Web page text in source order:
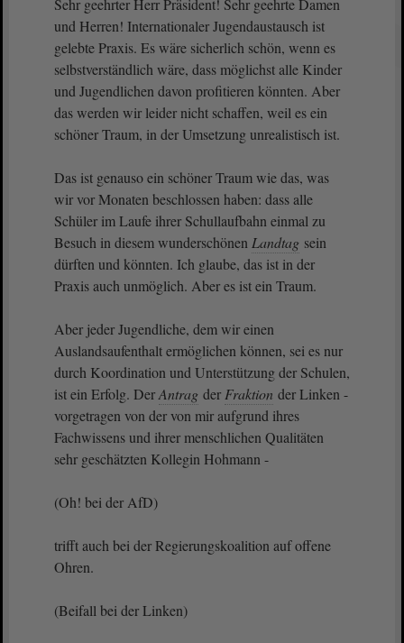
Sehr geehrter Herr Präsident! Sehr geehrte Damen
und Herren! Internationaler Jugendaustausch ist
gelebte Praxis. Es wäre sicherlich schön, wenn es
selbstverständlich wäre, dass möglichst alle Kinder
und Jugendlichen davon profitieren könnten. Aber
das werden wir leider nicht schaffen, weil es ein
schöner Traum, in der Umsetzung unrealistisch ist.
Das ist genauso ein schöner Traum wie das, was
wir vor Monaten beschlossen haben: dass alle
Schüler im Laufe ihrer Schullaufbahn einmal zu
Besuch in diesem wunderschönen Landtag sein
dürften und könnten. Ich glaube, das ist in der
Praxis auch unmöglich. Aber es ist ein Traum.
Aber jeder Jugendliche, dem wir einen
Auslandsaufenthalt ermöglichen können, sei es nur
durch Koordination und Unterstützung der Schulen,
ist ein Erfolg. DerAntrag der Fraktion der Linken -
vorgetragen von der von mir aufgrund ihres
Fachwissens und ihrer menschlichen Qualitäten
sehr geschätzten Kollegin Hohmann -
(Oh! bei der AfD)
trifft auch bei der Regierungskoalition auf offene
Ohren.
(Beifall bei der Linken)